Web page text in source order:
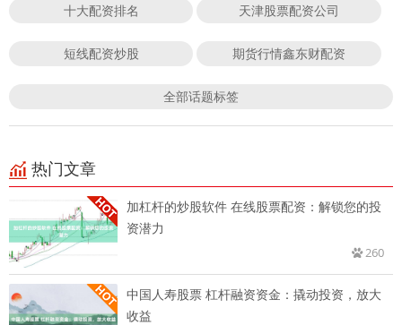
十大配资排名 天津股票配资公司
短线配资炒股 期货行情鑫东财配资
全部话题标签
热门文章
加杠杆的炒股软件 在线股票配资：解锁您的投
资潜力
260
中国人寿股票 杠杆融资资金：撬动投资，放大
收益